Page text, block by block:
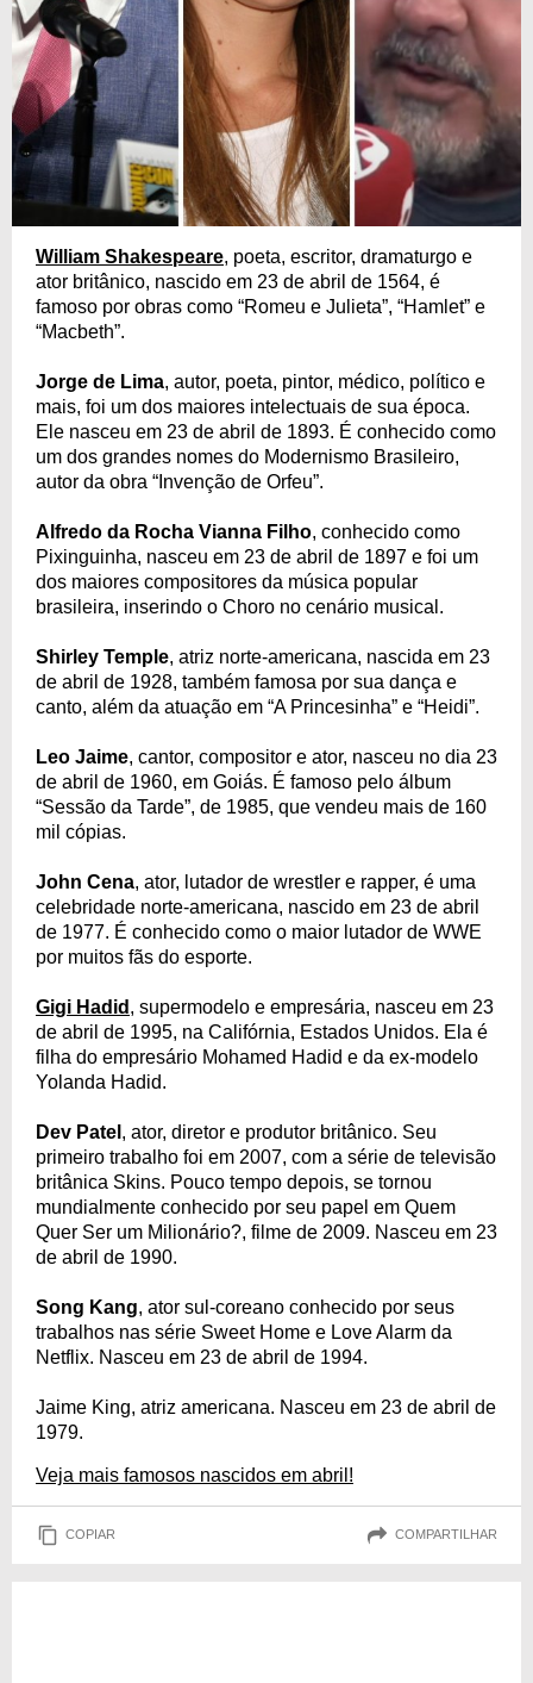
William Shakespeare, poeta, escritor, dramaturgo e
ator britânico, nascido em 23 de abril de 1564, é
famoso por obras como “Romeu e Julieta”, “Hamlet” e
“Macbeth”.
Jorge de Lima, autor, poeta, pintor, médico, político e
mais, foi um dos maiores intelectuais de sua época.
Ele nasceu em 23 de abril de 1893. É conhecido como
um dos grandes nomes do Modernismo Brasileiro,
autor da obra “Invenção de Orfeu”.
Alfredo da Rocha Vianna Filho, conhecido como
Pixinguinha, nasceu em 23 de abril de 1897 e foi um
dos maiores compositores da música popular
brasileira, inserindo o Choro no cenário musical.
Shirley Temple, atriz norte-americana, nascida em 23
de abril de 1928, também famosa por sua dança e
canto, além da atuação em “A Princesinha” e “Heidi”.
Leo Jaime, cantor, compositor e ator, nasceu no dia 23
de abril de 1960, em Goiás. É famoso pelo álbum
“Sessão da Tarde”, de 1985, que vendeu mais de 160
mil cópias.
John Cena, ator, lutador de wrestler e rapper, é uma
celebridade norte-americana, nascido em 23 de abril
de 1977. É conhecido como o maior lutador de WWE
por muitos fãs do esporte.
Gigi Hadid , supermodelo e empresária, nasceu em 23
de abril de 1995, na Califórnia, Estados Unidos. Ela é
filha do empresário Mohamed Hadid e da ex-modelo
Yolanda Hadid.
Dev Patel , ator, diretor e produtor britânico. Seu
primeiro trabalho foi em 2007, com a série de televisão
britânica Skins. Pouco tempo depois, se tornou
mundialmente conhecido por seu papel em Quem
Quer Ser um Milionário?, filme de 2009. Nasceu em 23
de abril de 1990.
Song Kang, ator sul-coreano conhecido por seus
trabalhos nas série Sweet Home e Love Alarm da
Netflix. Nasceu em 23 de abril de 1994.
Jaime King, atriz americana. Nasceu em 23 de abril de
1979.
Veja mais famosos nascidos em abril!
COPIAR COMPARTILHAR